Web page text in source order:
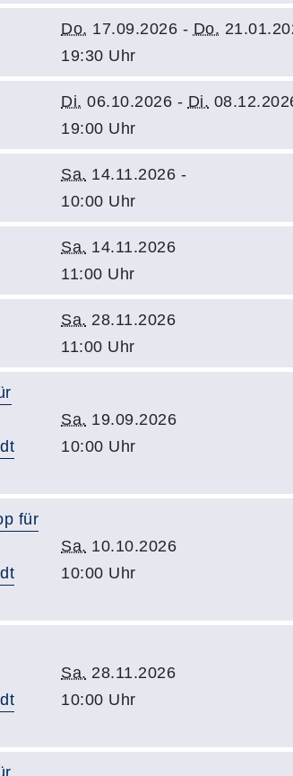
Do. 17.09.2026 - Do.
19:30 Uhr
Di. 06.10.2026 - Di.
19:00 Uhr
Sa. 14.11.2026 -
10:00 Uhr
Sa. 14.11.2026
11:00 Uhr
Sa. 28.11.2026
11:00 Uhr
Sa. 19.09.2026
10:00 Uhr
für
Sa. 10.10.2026
10:00 Uhr
Sa. 28.11.2026
10:00 Uhr